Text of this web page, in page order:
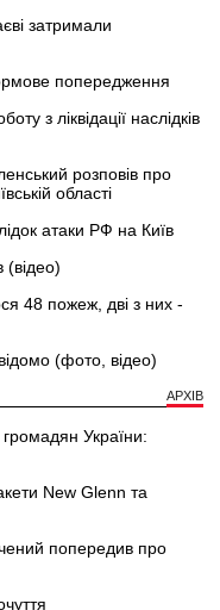
затримали
попередження
з ліквідації наслідків
розповів про
області
атаки РФ на Київ
(відео)
48 пожеж, дві з них -
(фото, відео)
АРХІВ
України:
New Glenn та
попередив про